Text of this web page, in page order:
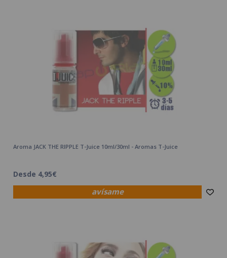
avísame
Aroma JACK THE RIPPLE T-Juice 10ml/30ml - Aromas T-Juice
Desde 4,95€